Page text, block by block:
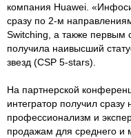
компания Huawei.
сразу по 2-м
Switching, а также первым
получила наивысший
звезд (CSP 5-stars).
На партнерской
интегратор получил сразу
профессионализм и
продажам для среднего и